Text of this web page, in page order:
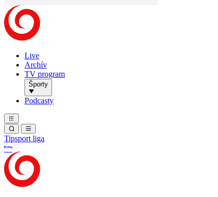
Live
Archív
TV program
Športy
Podcasty
Tipsport liga